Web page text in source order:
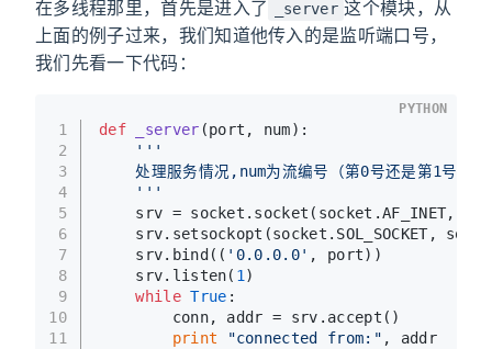
在多线程那里，首先是进入了 _server 这个模块，从
上面的例子过来，我们知道他传入的是监听端口号，
我们先看一下代码：
1
2
3
4
5
6
7
8
9
10
11
def _server (port, num):
'''
    处理服务情况,num为流编号（第0号还是第1号）
    '''
srv = socket.socket(socket.AF_INET,
srv.setsockopt(socket.SOL_SOCKET,
    srv.bind((
'0.0.0.0' , port))
    srv.listen(
1 )
while True :
        conn, addr = srv.accept()
print
"connected from:" , addr
PYTHON